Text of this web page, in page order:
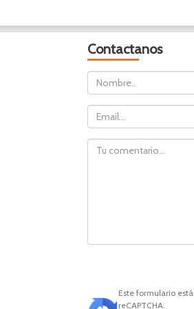
Contactanos
Nombre
Email
Comentario
Este formulario
reCAPTCHA.